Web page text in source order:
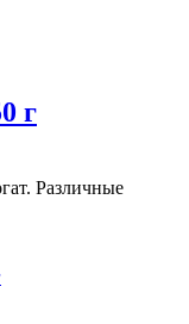
г
Различные